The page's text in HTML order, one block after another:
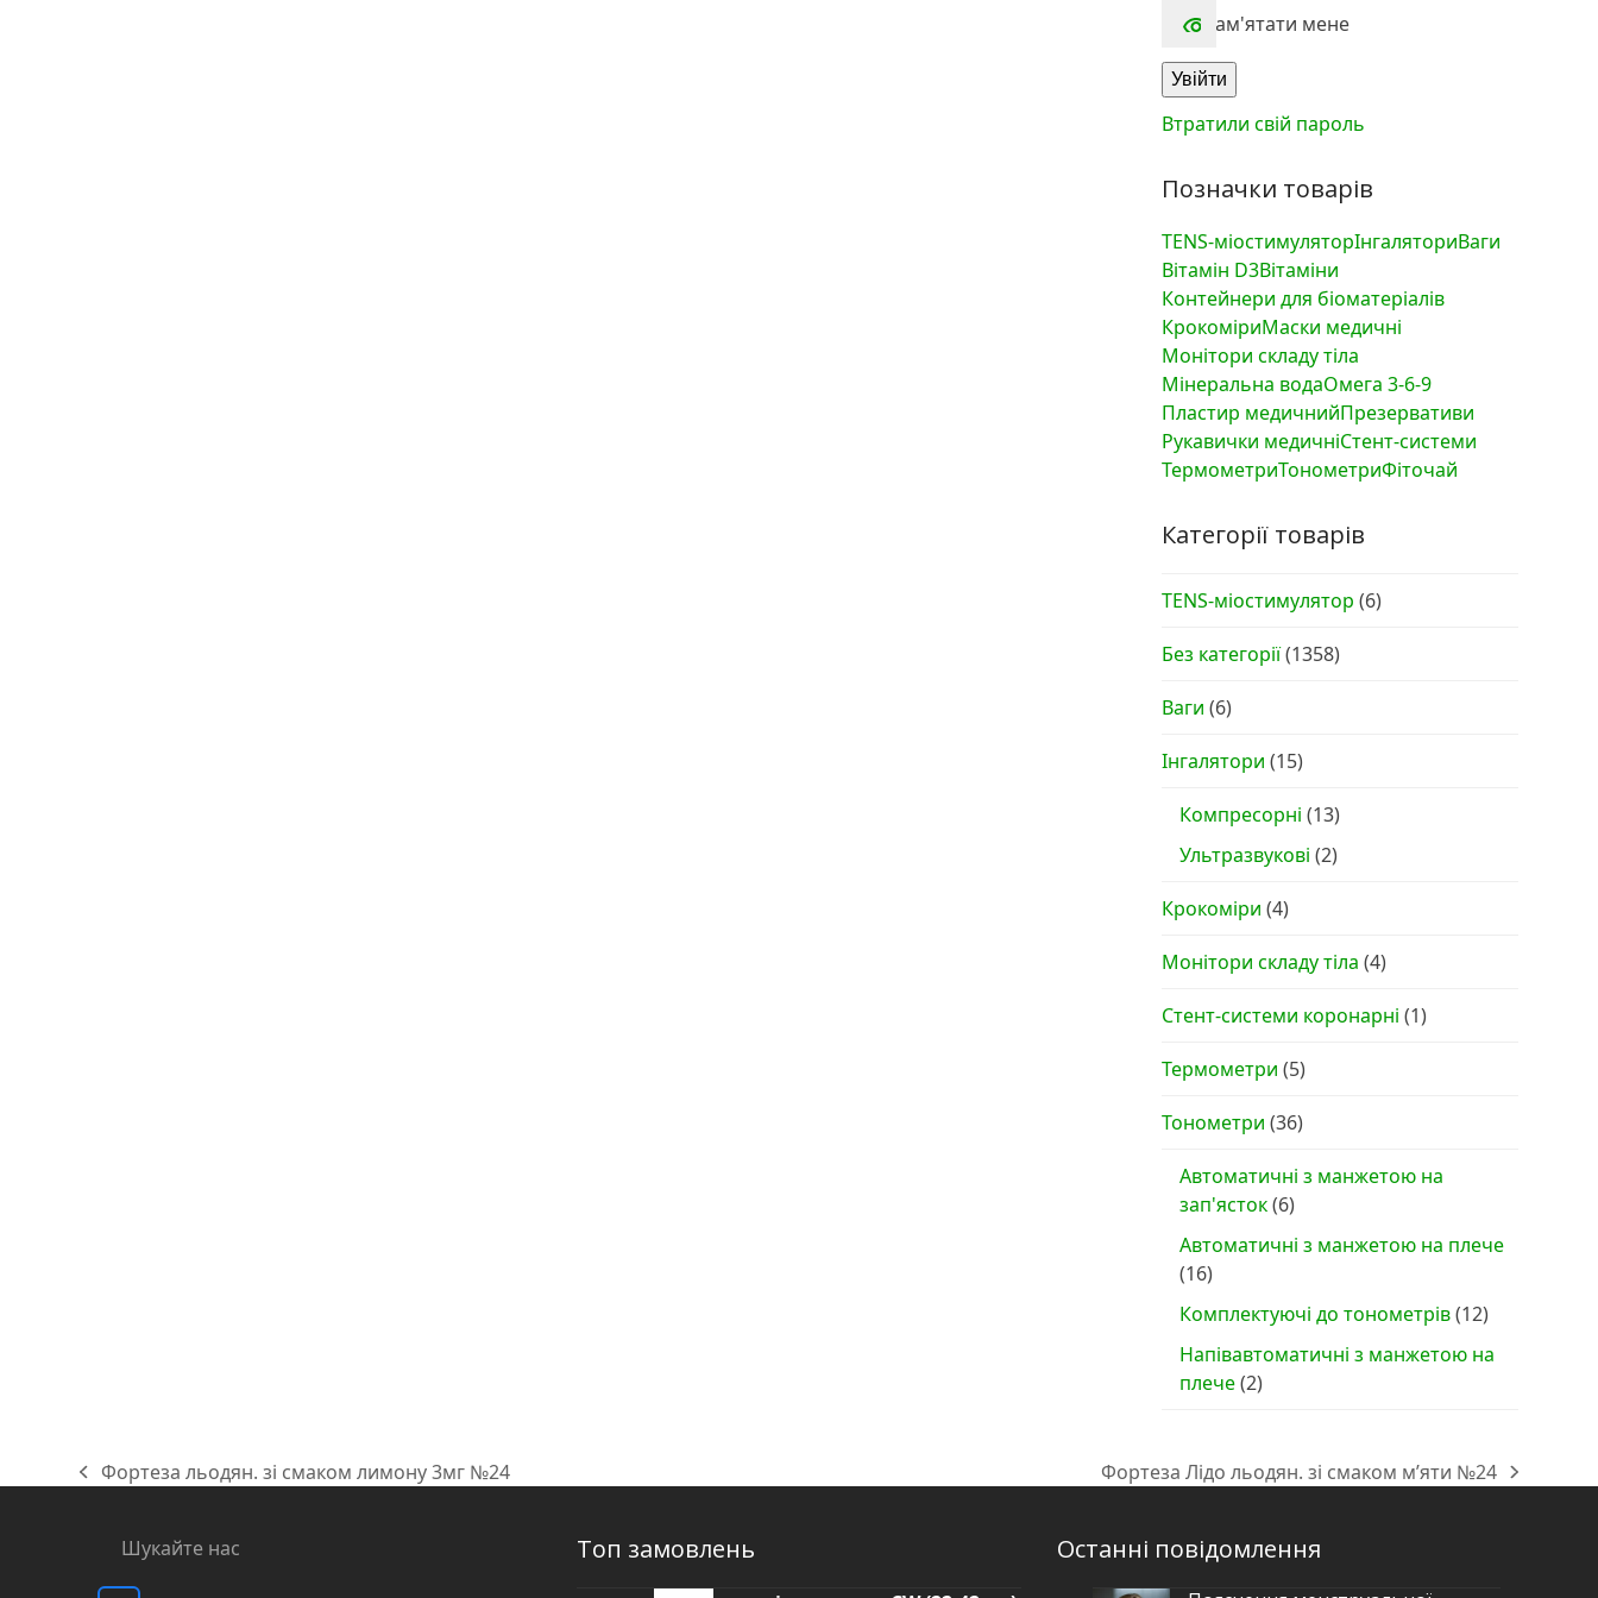
Запам'ятати мене
Увійти
Втратили свій пароль
Позначки товарів
TENS-міостимуляторІнгаляториВаги
Вітамін D3Вітаміни
Контейнери для біоматеріалів
КрокоміриМаски медичні
Монітори складу тіла
Мінеральна водаОмега 3-6-9
Пластир медичнийПрезервативи
Рукавички медичніСтент-системи
ТермометриТонометриФіточай
Категорії товарів
TENS-міостимулятор (6)
Без категорії(1358)
Ваги (6)
Інгалятори (15)
Компресорні (13)
Ультразвукові (2)
Крокоміри (4)
Монітори складу тіла (4)
Стент-системи коронарні (1)
Термометри (5)
Тонометри (36)
Автоматичні з манжетою на
зап'ясток(6)
Автоматичні з манжетою на плече
(16)
Комплектуючі до тонометрів(12)
Напівавтоматичні з манжетою на
плече(2)
previous
Фортеза льодян. зі смаком лимону 3мг №24
next
Фортеза Лідо льодян. зі смаком м’яти №24
Шукайте нас Топ замовлень Останні повідомлення